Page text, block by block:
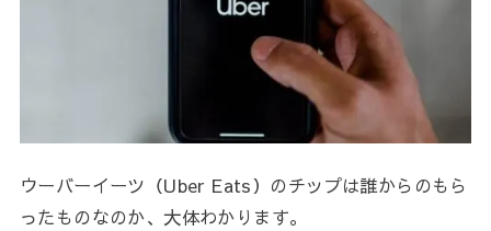
ウーバーイーツ（Uber Eats）のチップは誰からのもら
ったものなのか、大体わかります。